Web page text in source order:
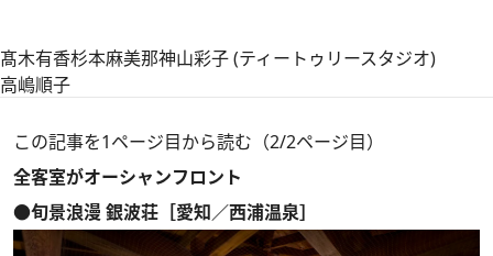
髙木有香杉本麻美那神山彩子 (ティートゥリースタジオ)
高嶋順子
この記事を1ページ目から読む（2/2ページ目）
全客室がオーシャンフロント
●旬景浪漫 銀波荘［愛知／西浦温泉］